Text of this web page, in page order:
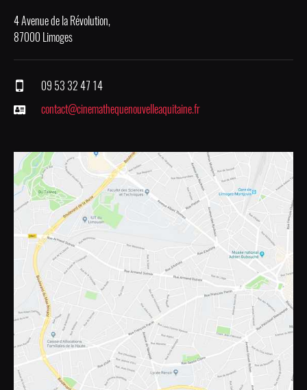
4 Avenue de la Révolution,
87000 Limoges
09 53 32 47 14
contact@cinemathequenouvelleaquitaine.fr